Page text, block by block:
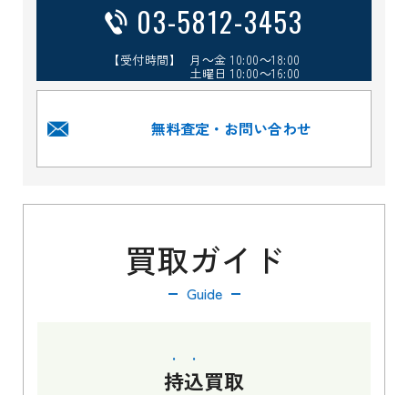
03-5812-3453
【受付時間】 月～金 10:00～18:00
土曜日 10:00～16:00
無料査定・お問い合わせ
買取ガイド
Guide
持込買取